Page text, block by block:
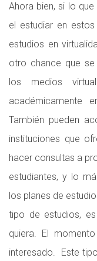
Ahora bien, si lo
el estudiar en
estudios en
otro chance que
los medios
académicamente
También pueden
instituciones que
hacer consultas a
estudiantes, y lo
los planes de
tipo de estudios,
quiera. El
interesado. Este